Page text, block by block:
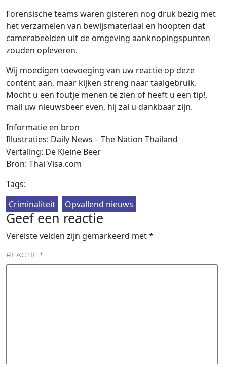
Forensische teams waren gisteren nog druk bezig met
het verzamelen van bewijsmateriaal en hoopten dat
camerabeelden uit de omgeving aanknopingspunten
zouden opleveren.
Wij moedigen toevoeging van uw reactie op deze
content aan, maar kijken streng naar taalgebruik.
Mocht u een foutje menen te zien of heeft u een tip!,
mail uw nieuwsbeer even, hij zal u dankbaar zijn.
Informatie en bron
Illustraties: Daily News – The Nation Thailand
Vertaling: De Kleine Beer
Bron: Thai Visa.com
Tags:
Criminaliteit
Opvallend nieuws
Geef een reactie
Vereiste velden zijn gemarkeerd met*
REACTIE *